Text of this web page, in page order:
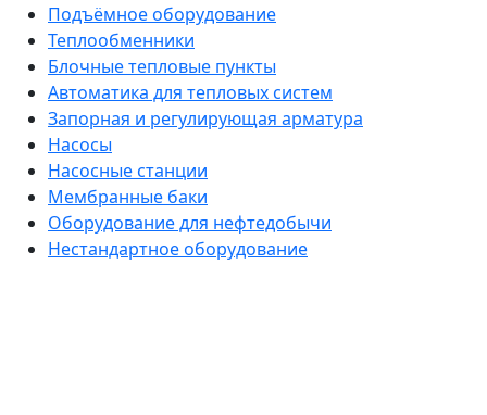
Подъёмное оборудование
Теплообменники
Блочные тепловые пункты
Автоматика для тепловых систем
Запорная и регулирующая арматура
Насосы
Насосные станции
Мембранные баки
Оборудование для нефтедобычи
Нестандартное оборудование